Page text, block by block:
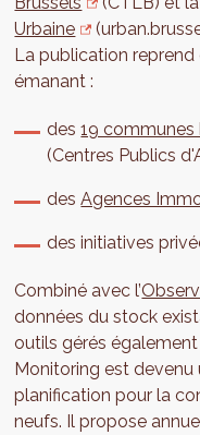
Urbaine
La publication
émanant :
des19 communes
(Centres Publics
desAgences
des initiatives
Combiné avec l’
données du stock
outils gérés
Monitoring est
planification pour la
neufs. Il propose